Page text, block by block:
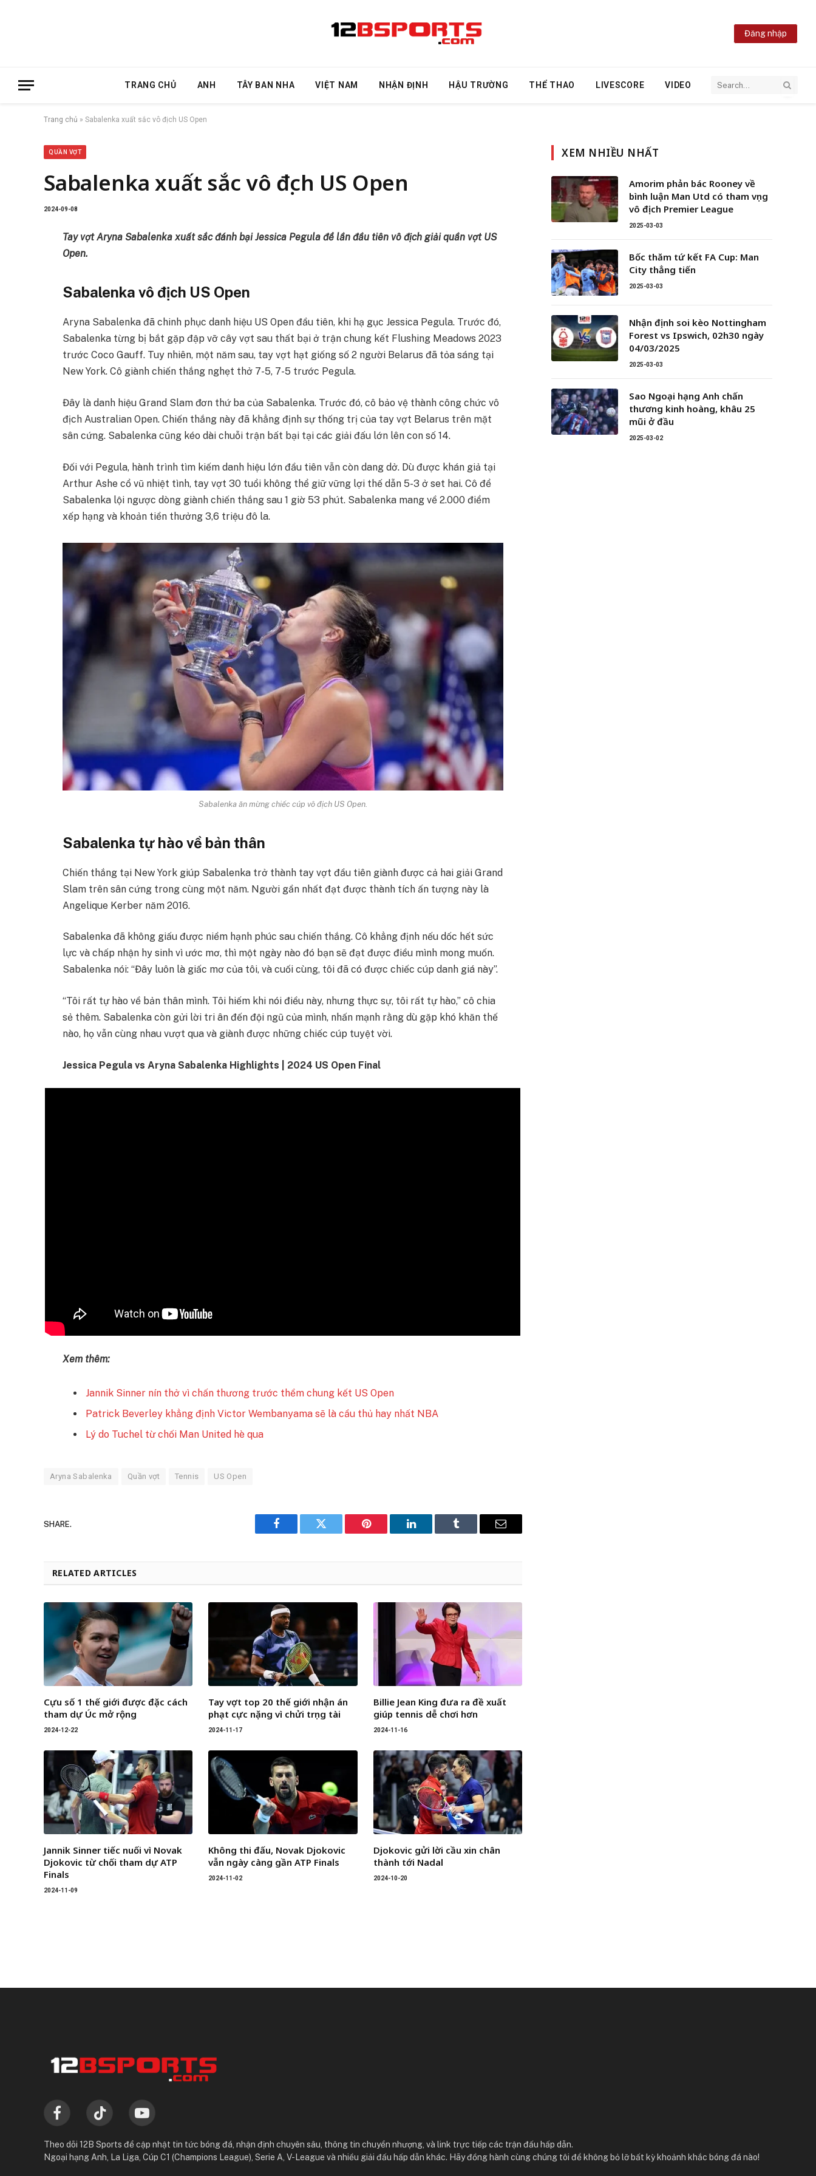
Đăng nhập
TRANG CHỦ ANH TÂY BAN NHA VIỆT NAM NHẬN ĐỊNH HẬU TRƯỜNG THỂ THAO LIVESCORE VIDEO
Trang chủ » Sabalenka xuất sắc vô địch US Open
QUẦN VỢT
Sabalenka xuất sắc vô địch US Open
2024-09-08
Tay vợt Aryna Sabalenka xuất sắc đánh bại Jessica Pegula để lần đầu tiên vô địch giải quần vợt US
Open.
Sabalenka vô địch US Open
Aryna Sabalenka đã chinh phục danh hiệu US Open đầu tiên, khi hạ gục Jessica Pegula. Trước đó,
Sabalenka từng bị bắt gặp đập vỡ cây vợt sau thất bại ở trận chung kết Flushing Meadows 2023
trước Coco Gauff. Tuy nhiên, một năm sau, tay vợt hạt giống số 2 người Belarus đã tỏa sáng tại
New York. Cô giành chiến thắng nghẹt thở 7-5, 7-5 trước Pegula.
Đây là danh hiệu Grand Slam đơn thứ ba của Sabalenka. Trước đó, cô bảo vệ thành công chức vô
địch Australian Open. Chiến thắng này đã khẳng định sự thống trị của tay vợt Belarus trên mặt
sân cứng. Sabalenka cũng kéo dài chuỗi trận bất bại tại các giải đấu lớn lên con số 14.
Đối với Pegula, hành trình tìm kiếm danh hiệu lớn đầu tiên vẫn còn dang dở. Dù được khán giả tại
Arthur Ashe cổ vũ nhiệt tình, tay vợt 30 tuổi không thể giữ vững lợi thế dẫn 5-3 ở set hai. Cô để
Sabalenka lội ngược dòng giành chiến thắng sau 1 giờ 53 phút. Sabalenka mang về 2.000 điểm
xếp hạng và khoản tiền thưởng 3,6 triệu đô la.
Sabalenka ăn mừng chiếc cúp vô địch US Open.
Sabalenka tự hào về bản thân
Chiến thắng tại New York giúp Sabalenka trở thành tay vợt đầu tiên giành được cả hai giải Grand
Slam trên sân cứng trong cùng một năm. Người gần nhất đạt được thành tích ấn tượng này là
Angelique Kerber năm 2016.
Sabalenka đã không giấu được niềm hạnh phúc sau chiến thắng. Cô khẳng định nếu dốc hết sức
lực và chấp nhận hy sinh vì ước mơ, thì một ngày nào đó bạn sẽ đạt được điều mình mong muốn.
Sabalenka nói: “Đây luôn là giấc mơ của tôi, và cuối cùng, tôi đã có được chiếc cúp danh giá này”.
“Tôi rất tự hào về bản thân mình. Tôi hiếm khi nói điều này, nhưng thực sự, tôi rất tự hào,” cô chia
sẻ thêm. Sabalenka còn gửi lời tri ân đến đội ngũ của mình, nhấn mạnh rằng dù gặp khó khăn thế
nào, họ vẫn cùng nhau vượt qua và giành được những chiếc cúp tuyệt vời.
Jessica Pegula vs Aryna Sabalenka Highlights | 2024 US Open Final
Xem thêm:
Jannik Sinner nín thở vì chấn thương trước thềm chung kết US Open
Patrick Beverley khẳng định Victor Wembanyama sẽ là cầu thủ hay nhất NBA
Lý do Tuchel từ chối Man United hè qua
Aryna Sabalenka Quần vợt Tennis US Open
SHARE.
Facebook Twitter Pinterest LinkedIn Tumblr Email
RELATED ARTICLES
Cựu số 1 thế giới được đặc cách
tham dự Úc mở rộng
2024-12-22
Tay vợt top 20 thế giới nhận án
phạt cực nặng vì chửi trọng tài
2024-11-17
Billie Jean King đưa ra đề xuất
giúp tennis dễ chơi hơn
2024-11-16
Jannik Sinner tiếc nuối vì Novak
Djokovic từ chối tham dự ATP
Finals
2024-11-09
Không thi đấu, Novak Djokovic
vẫn ngày càng gần ATP Finals
2024-11-02
Djokovic gửi lời cầu xin chân
thành tới Nadal
2024-10-20
XEM NHIỀU NHẤT
Amorim phản bác Rooney về
bình luận Man Utd có tham vọng
vô địch Premier League
2025-03-03
Bốc thăm tứ kết FA Cup: Man
City thẳng tiến
2025-03-03
Nhận định soi kèo Nottingham
Forest vs Ipswich, 02h30 ngày
04/03/2025
2025-03-03
Sao Ngoại hạng Anh chấn
thương kinh hoàng, khâu 25
mũi ở đầu
2025-03-02
Facebook TikTok YouTube
Theo dõi 12B Sports để cập nhật tin tức bóng đá, nhận định chuyên sâu, thông tin chuyển nhượng, và link trực tiếp các trận đấu hấp dẫn.
Ngoại hạng Anh, La Liga, Cúp C1 (Champions League), Serie A, V-League và nhiều giải đấu hấp dẫn khác. Hãy đồng hành cùng chúng tôi để không bỏ lỡ bất kỳ khoảnh khắc bóng đá nào!